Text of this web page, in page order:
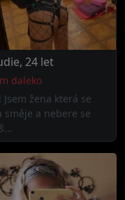
24 let
daleko
Jsem žena která se
směje a nebere se